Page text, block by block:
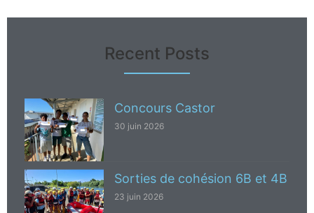
Recent Posts
Concours Castor
30 juin 2026
Sorties de cohésion 6B et 4B
23 juin 2026